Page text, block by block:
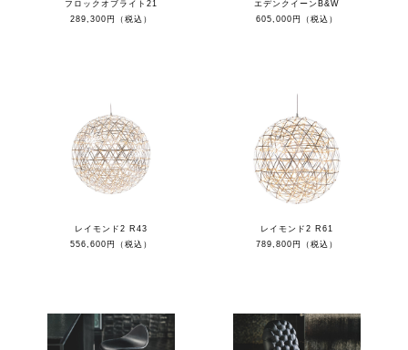
フロックオブライト21
289,300円（税込）
エデンクイーンB&W
605,000円（税込）
レイモンド2 R43
556,600円（税込）
レイモンド2 R61
789,800円（税込）